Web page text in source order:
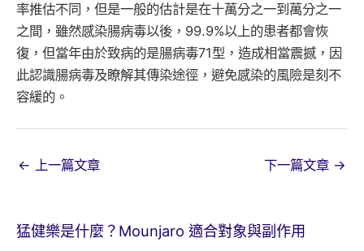
率推估不同，但是一般的估計是在十萬分之一到萬分之一
之間，雖然感染腸病毒以後，99.9%以上的患者都會恢
復，但當年由於致病的是腸病毒71型，造成相當震撼，因
此認識腸病毒及瞭解其傳染途徑，避免感染的風險是刻不
容緩的。
← 上一篇文章 下一篇文章 →
猛健樂是什麼？Mounjaro 適合對象與副作用